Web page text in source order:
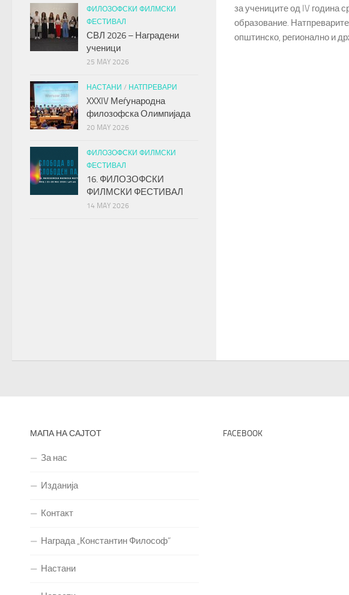
за учениците од IV година
образование.
општинско, регионално и
ФИЛОЗОФСКИ ФИЛМСКИ
ФЕСТИВАЛ
СВЛ 2026 – Наградени
ученици
25 MAY 2026
НАСТАНИ / НАТПРЕВАРИ
XXXIV Меѓународна
филозофска Олимпијада
20 MAY 2026
ФИЛОЗОФСКИ ФИЛМСКИ
ФЕСТИВАЛ
16. ФИЛОЗОФСКИ
ФИЛМСКИ ФЕСТИВАЛ
14 MAY 2026
МАПА НА САЈТОТ
За нас
Изданија
Контакт
Награда „Константин Философ“
Настани
FACEBOOK